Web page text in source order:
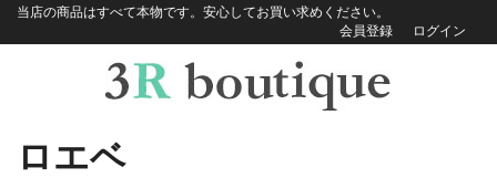
当店の商品はすべて本物です。安心してお買い求めください。
会員登録
ログイン
ロエベ